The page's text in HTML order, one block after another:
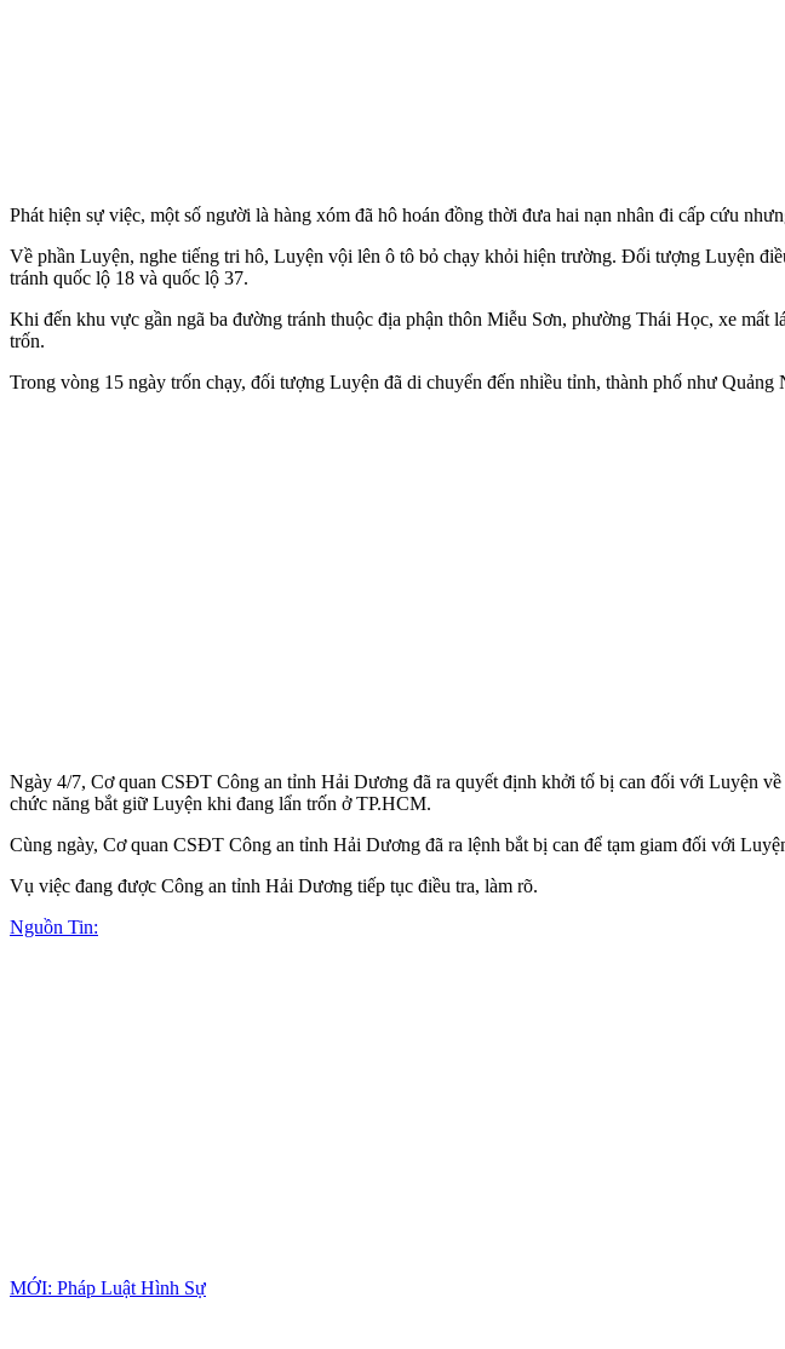
Phát hiện sự việc, một số người là hàng xóm đã hô hoán đồng thời đưa hai nạn nhân đi cấp cứu
Về phần Luyện, nghe tiếng tri hô, Luyện vội lên ô tô bỏ chạy khỏi hiện trường. Đối tượng Luyện
tránh quốc lộ 18 và quốc lộ 37.
Khi đến khu vực gần ngã ba đường tránh thu‌ộc đị‌a phận thôn Miễu Sơn, phường Thái Học, xe
trốn.
Trong vòng 15 ngày trốn chạy, đối tượng Luyện đã di chuyển đến nhiều tỉnh, thành phố như
Ngày 4/7, Cơ quan CSĐT Công an tỉnh Hải Dương đã ra quyết định khởi tố bị can đối với Luyện
chức năng bắt giữ Luyện khi đang lẩn trốn ở TP.HCM.
Cùng ngày, Cơ quan CSĐT Công an tỉnh Hải Dương đã ra lệnh bắt bị can để tạm giam đối với
Vụ việc đang được Công an tỉnh Hải Dương tiếp tục điều tra, làm rõ.
Nguồn Tin:
MỚI: Pháp Luật Hình Sự